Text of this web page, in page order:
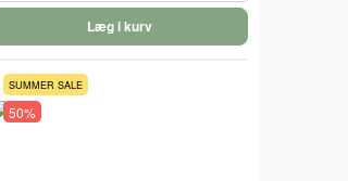
Læg i kurv
SUMMER SALE
50%